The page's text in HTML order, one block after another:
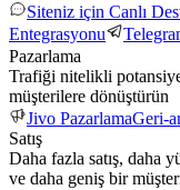
Siteniz için Canlı
Entegrasyonu
Pazarlama
Trafiği nitelikli
müşterilere dönüştürün
Jivo PazarlamaGeri-
Satış
Daha fazla satış, daha
ve daha geniş bir